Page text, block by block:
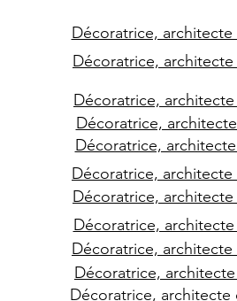
Décoratrice,
Décoratrice,
Décoratrice,
Décoratrice,
Décoratrice,
Décoratrice, architecte
Décoratrice,
Décoratrice,
Décoratrice,
Décoratrice,
Décoratrice,